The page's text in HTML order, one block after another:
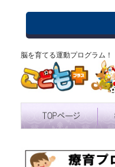
脳を育てる運動プログラム